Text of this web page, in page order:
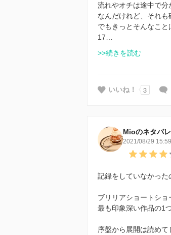
流れやオチは途中で分
なんだけれど、それ
でもきっとそんなこ
17…
>>続きを読む
いいね！ 3
Mioのネタバ
2021/08/29 15:59
記録をしていなかった
ブリリアショートシ
最も印象深い作品の1つ
序盤から展開は読めて